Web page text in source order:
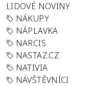
LIDOVÉ NOVINY
NÁKUPY
NÁPLAVKA
NARCIS
NASTAZ.CZ
NATIVIA
NÁVŠTĚVNÍCI